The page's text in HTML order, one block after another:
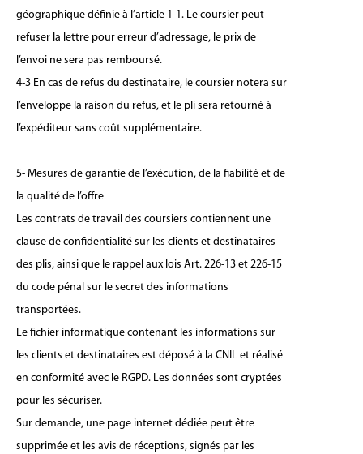
géographique définie à l’article 1-1. Le coursier peut
refuser la lettre pour erreur d’adressage, le prix de
l’envoi ne sera pas remboursé.
4-3 En cas de refus du destinataire, le coursier notera sur
l’enveloppe la raison du refus, et le pli sera retourné à
l’expéditeur sans coût supplémentaire.
5- Mesures de garantie de l’exécution, de la fiabilité et de
la qualité de l’offre
Les contrats de travail des coursiers contiennent une
clause de confidentialité sur les clients et destinataires
des plis, ainsi que le rappel aux lois Art. 226-13 et 226-15
du code pénal sur le secret des informations
transportées.
Le fichier informatique contenant les informations sur
les clients et destinataires est déposé à la CNIL et réalisé
en conformité avec le RGPD. Les données sont cryptées
pour les sécuriser.
Sur demande, une page internet dédiée peut être
supprimée et les avis de réceptions, signés par les